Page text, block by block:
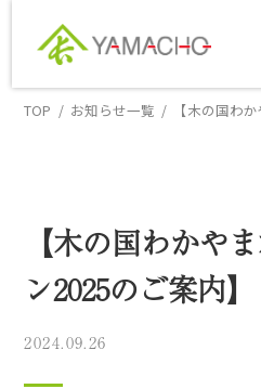
TOP お知らせ一覧
【木の国わかや
ン2025のご案内】
2024.09.26